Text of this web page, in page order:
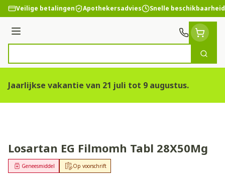
Ga naar de inhoud
Veilige betalingen Apothekersadvies Snelle beschikbaarheid
Menu
Zoek
Jaarlijkse vakantie van 21 juli tot 9 augustus.
Losartan EG Filmomh Tabl 28X50Mg
Op voorschrift
Geneesmiddel